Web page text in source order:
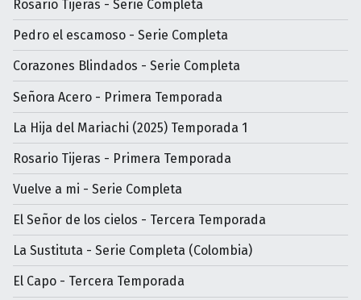
Rosario Tijeras - Serie Completa
Pedro el escamoso - Serie Completa
Corazones Blindados - Serie Completa
Señora Acero - Primera Temporada
La Hija del Mariachi (2025) Temporada 1
Rosario Tijeras - Primera Temporada
Vuelve a mi - Serie Completa
El Señor de los cielos - Tercera Temporada
La Sustituta - Serie Completa (Colombia)
El Capo - Tercera Temporada